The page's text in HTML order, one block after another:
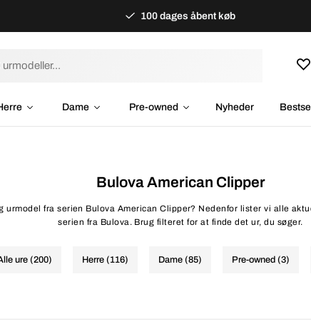
100 dages åbent køb
Dame Pre-owned Nyheder
Bulova American Clipper
urmodel fra serien Bulova American Clipper? Nedenfor lister vi alle
serien fra Bulova. Brug filteret for at finde det ur, du søger.
ure (200) Herre (116) Dame (85) Pre-owned (3)